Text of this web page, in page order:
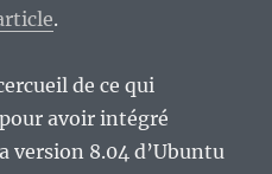
.
de ce qui
avoir intégré
version 8.04 d’Ubuntu